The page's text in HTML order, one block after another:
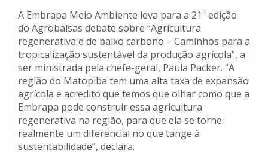
A Embrapa Meio Ambiente leva para a 21ª edição
do Agrobalsas debate sobre “Agricultura
regenerativa e de baixo carbono – Caminhos para a
tropicalização sustentável da produção agrícola”, a
ser ministrada pela chefe-geral, Paula Packer. “A
região do Matopiba tem uma alta taxa de expansão
agrícola e acredito que temos que olhar como que a
Embrapa pode construir essa agricultura
regenerativa na região, para que ela se torne
realmente um diferencial no que tange à
sustentabilidade”, declara.